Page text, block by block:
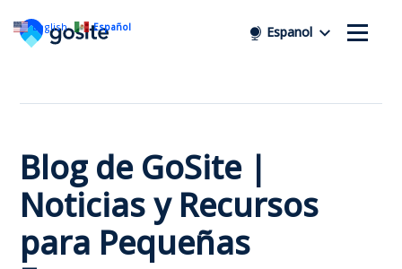
Espanol
Blog de GoSite |
Noticias y Recursos
para Pequeñas
English Español